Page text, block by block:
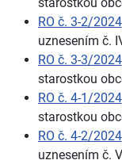
RO č. 3-2/2024
uznesením č.
RO č. 3-3/2024
starostkou
RO č. 4-1/2024
starostkou
RO č. 4-2/2024
uznesením č.